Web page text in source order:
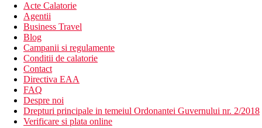
Acte Calatorie
Agentii
Business Travel
Blog
Campanii si regulamente
Conditii de calatorie
Contact
Directiva EAA
FAQ
Despre noi
Drepturi principale in temeiul Ordonantei Guvernului nr. 2/2018
Verificare si plata online